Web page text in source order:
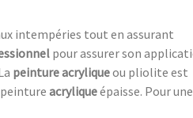
intempéries tout en assurant
pour assurer son
peinture acryliqueou pliolite est
acryliqueépaisse. Pour